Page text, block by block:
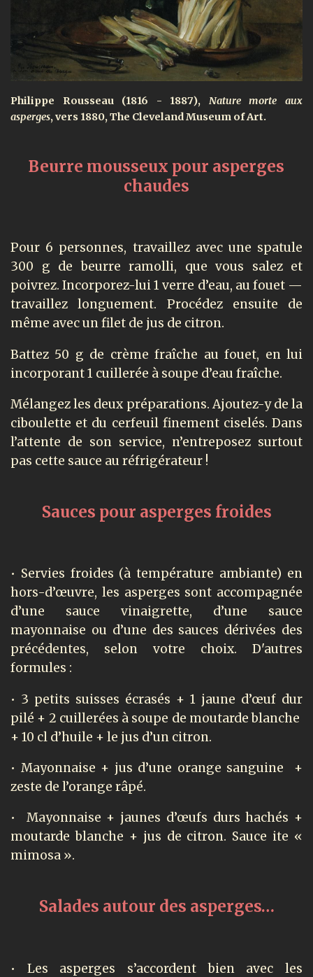
Philippe Rousseau (1816 - 1887), Nature morte aux
asperges, vers 1880, The Cleveland Museum of Art.
Beurre mousseux pour asperges
chaudes
Pour 6 personnes, travaillez avec une spatule
300 g de beurre ramolli, que vous salez et
poivrez. Incorporez-lui 1 verre d’eau, au fouet —
travaillez longuement. Procédez ensuite de
même avec un filet de jus de citron.
Battez 50 g de crème fraîche au fouet, en lui
incorporant 1 cuillerée à soupe d’eau fraîche.
Mélangez les deux préparations. Ajoutez-y de la
ciboulette et du cerfeuil finement ciselés. Dans
l’attente de son service, n’entreposez surtout
pas cette sauce au réfrigérateur !
Sauces pour asperges froides
• Servies froides (à température ambiante) en
hors-d’œuvre, les asperges sont accompagnée
d’une sauce vinaigrette, d’une sauce
mayonnaise ou d’une des sauces dérivées des
précédentes, selon votre choix. D'autres
formules :
• 3 petits suisses écrasés + 1 jaune d’œuf dur
pilé + 2 cuillerées à soupe de moutarde blanche
+ 10 cl d’huile + le jus d’un citron.
• Mayonnaise + jus d’une orange sanguine +
zeste de l’orange râpé.
• Mayonnaise + jaunes d’œufs durs hachés +
moutarde blanche + jus de citron. Sauce ite «
mimosa ».
Salades autour des asperges…
• Les asperges s’accordent bien avec les